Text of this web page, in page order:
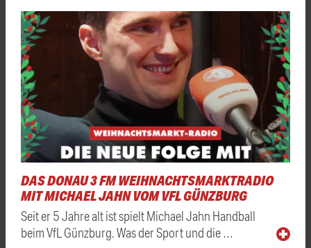
DAS DONAU 3 FM WEIHNACHTSMARKTRADIO
MIT MICHAEL JAHN VOM VFL GÜNZBURG
Seit er 5 Jahre alt ist spielt Michael Jahn Handball
beim VfL Günzburg. Was der Sport und die …